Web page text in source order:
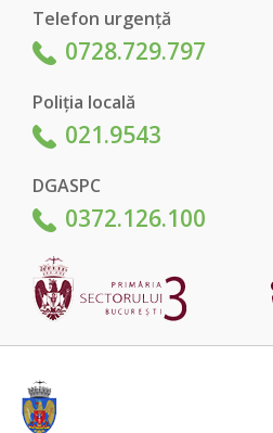
Telefon urgență
0728.729.797
Poliția locală
021.9543
DGASPC
0372.126.100